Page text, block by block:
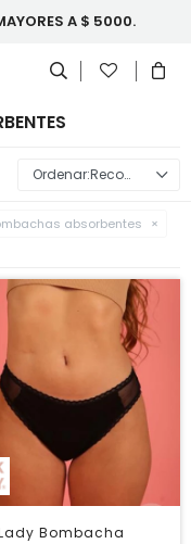
A $ 5000.
Recomendados
absorbentes
Bombacha